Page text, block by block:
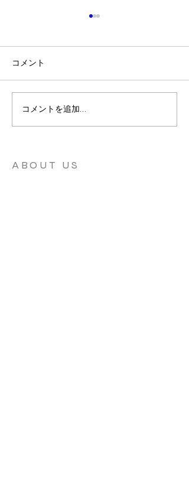
神様との会話
コメント
コメントを追加…
ABOUT US